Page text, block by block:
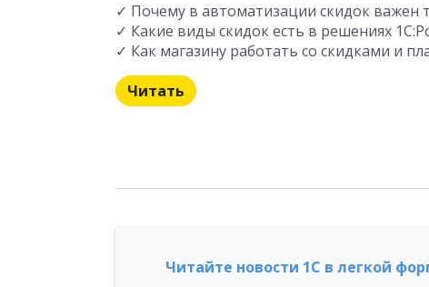
✓ Почему в автоматизации скидок важен
✓ Какие виды скидок есть в решениях
✓ Как магазину работать со скидками и
Читать
Читайте новости 1С в легкой